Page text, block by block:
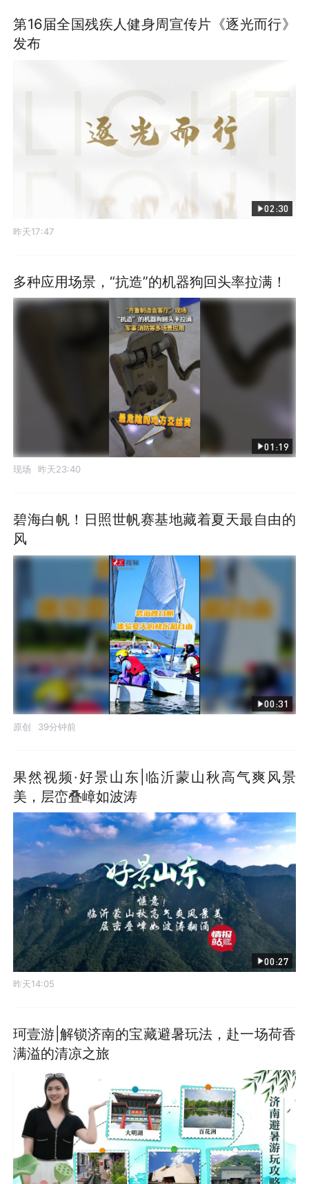
第16届全国残疾人健身周宣传片《逐光而行》
发布
02:30
昨天17:47
多种应用场景，“抗造”的机器狗回头率拉满！
01:19
现场 昨天23:40
碧海白帆！日照世帆赛基地藏着夏天最自由的
风
00:31
原创 39分钟前
果然视频·好景山东|临沂蒙山秋高气爽风景
美，层峦叠嶂如波涛
00:27
昨天14:05
珂壹游|解锁济南的宝藏避暑玩法，赴一场荷香
满溢的清凉之旅